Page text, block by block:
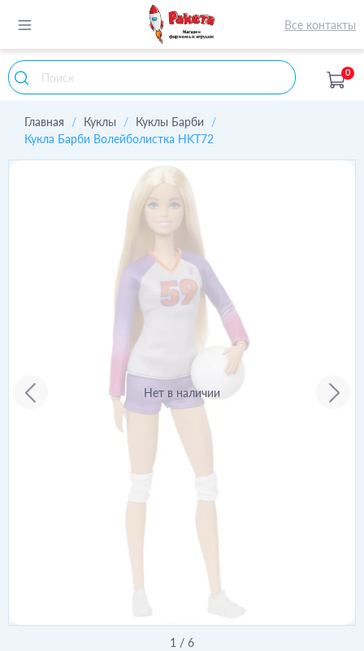
Все контакты
0
Главная Куклы
Куклы Барби
Кукла Барби Волейболистка HKT72
1 / 6
Нет в наличии